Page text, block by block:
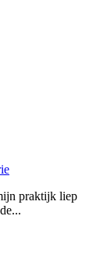
praktijk liep